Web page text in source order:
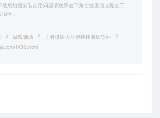
载后如遇安装使用问题请联系右下角在线客服或提交工
难。
游戏辅助
王者棋牌大厅透视挂看牌软件
1430.html